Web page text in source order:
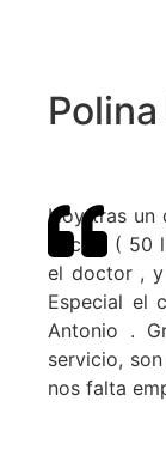
Polina
Hoy tras un
cocina (
el doctor , y
Especial el
Antonio .
servicio,
nos falta